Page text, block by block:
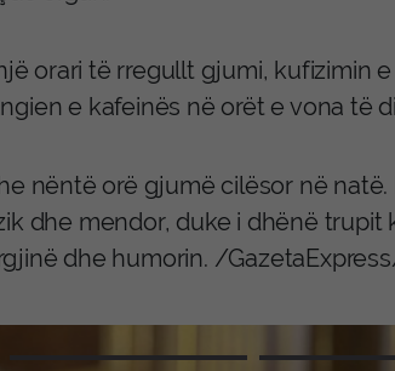
orari të rregullt gjumi, kufizimin e
e kafeinës në orët e vona të
nëntë orë gjumë cilësor në natë.
dhe mendor, duke i dhënë trupit
dhe humorin. /